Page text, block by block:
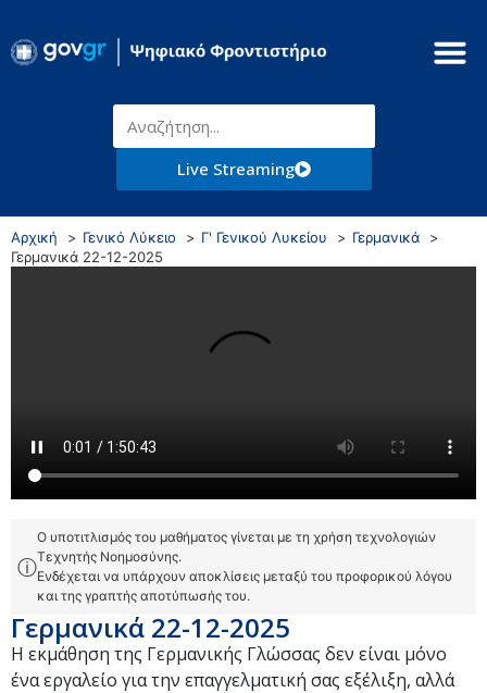
Live Streaming
Αρχική Γενικό Λύκειο Γ' Γενικού Λυκείου
Γερμανικά
Γερμανικά 22-12-2025
ⓘ
Ο υποτιτλισμός του μαθήματος γίνεται με τη χρήση τεχνολογιών
Τεχνητής Νοημοσύνης.
Ενδέχεται να υπάρχουν αποκλίσεις μεταξύ του προφορικού λόγου
και της γραπτής αποτύπωσής του.
Γερμανικά 22-12-2025
Η εκμάθηση της Γερμανικής Γλώσσας δεν είναι μόνο
ένα εργαλείο για την επαγγελματική σας εξέλιξη, αλλά